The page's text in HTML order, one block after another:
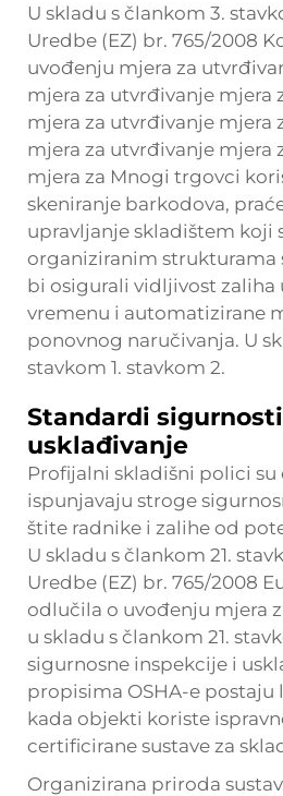
U skladu s člankom 3.
Uredbe (EZ) br. 765/2008
uvođenju mjera za
mjera za utvrđivanje mjera
mjera za utvrđivanje mjera
mjera za utvrđivanje mjera
mjera za Mnogi trgovci
skeniranje barkodova,
upravljanje skladištem koji
organiziranim strukturama
bi osigurali vidljivost zaliha
vremenu i automatizirane
ponovnog naručivanja. U
stavkom 1. stavkom 2.
Standardi
usklađivanje
Profijalni skladišni polici
ispunjavaju stroge
štite radnike i zalihe od
U skladu s člankom 21.
Uredbe (EZ) br. 765/2008
odlučila o uvođenju mjera
u skladu s člankom 21.
sigurnosne inspekcije i
propisima OSHA-e postaju
kada objekti koriste
certificirane sustave za
Organizirana priroda